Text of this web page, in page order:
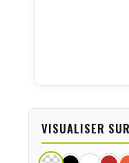
VISUALISER